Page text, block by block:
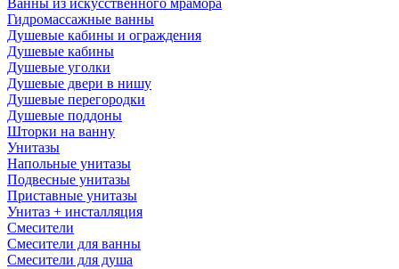
Ванны из искусственного мрамора
Гидромассажные ванны
Душевые кабины и ограждения
Душевые кабины
Душевые уголки
Душевые двери в нишу
Душевые перегородки
Душевые поддоны
Шторки на ванну
Унитазы
Напольные унитазы
Подвесные унитазы
Приставные унитазы
Унитаз + инсталляция
Смесители
Смесители для ванны
Смесители для душа